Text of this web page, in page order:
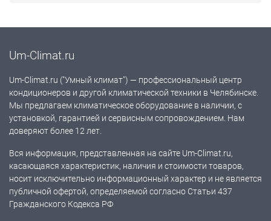
Um-Climat.ru
Um-Climat.ru ("Умный климат") — профессиональный центр
кондиционеров и другой климатической техники в Челябинске.
Мы предлагаем климатическое оборудование в наличии, с
установкой, гарантией и сервисным сопровождением. Нам
доверяют более 12 лет.
Вся информация, представленная на сайте Um-Climat.ru,
касающаяся характеристик, наличия и стоимости товаров,
носит исключительно информационный характер и не является
публичной офертой, определяемой согласно Статьи 437
Гражданского Кодекса РФ